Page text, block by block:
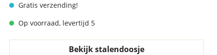
Gratis verzending!
Op voorraad, levertijd 5
Bekijk stalendoosje